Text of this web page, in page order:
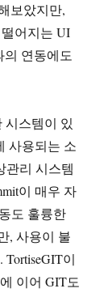
보았지만,
떨어지는 UI
의 연동에도
시스템이 있
사용되는 소
관리 시스템
이 매우 자
도 훌륭한
, 사용이 불
이
이어 GIT도